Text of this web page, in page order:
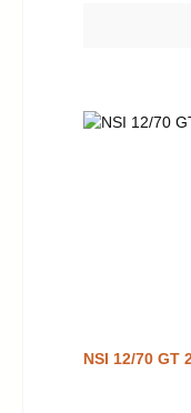
NSI 12/70 GT